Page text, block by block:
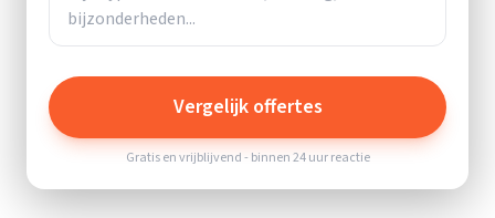
Vergelijk offertes
Gratis en vrijblijvend - binnen 24 uur reactie